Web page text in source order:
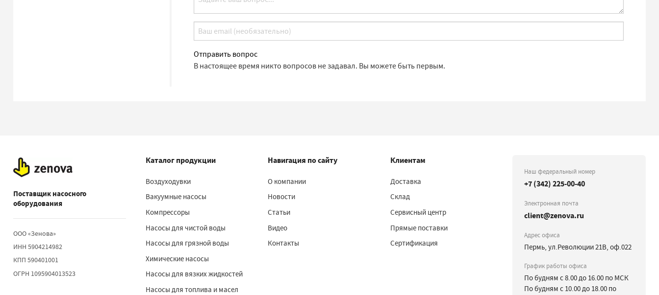
Отправить вопрос
В настоящее время никто вопросов не задавал. Вы можете быть первым.
Поставщик насосного
оборудования
ООО «Зенова»
ИНН 5904214982
КПП 590401001
ОГРН 1095904013523
Каталог продукции
Воздуходувки
Вакуумные насосы
Компрессоры
Насосы для чистой воды
Насосы для грязной воды
Химические насосы
Насосы для вязких жидкостей
Насосы для топлива и масел
Навигация по сайту
О компании
Новости
Статьи
Видео
Контакты
Клиентам
Доставка
Склад
Сервисный центр
Прямые поставки
Сертификация
Наш федеральный номер
+7 (342) 225-00-40
Электронная почта
client@zenova.ru
Адрес офиса
Пермь, ул.Революции 21В, оф.022
График работы офиса
По будням с 8.00 до 16.00 по МСК
По будням с 10.00 до 18.00 по